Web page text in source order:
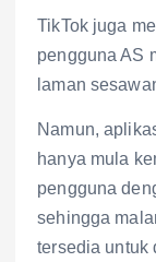
TikTok juga
pengguna AS
laman
Namun,
hanya mula
pengguna
sehingga
tersedia untuk